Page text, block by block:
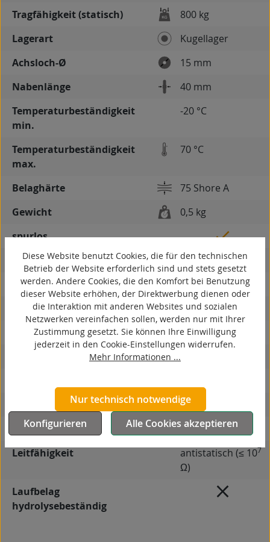
Tragfähigkeit (statisch)
800 kg
Lagerart
Kugellager
Achsloch-Ø
15 mm
Nabenlänge
40 mm
Temperaturbeständigkeit
min.
-20 °C
Temperaturbeständigkeit
max.
70 °C
Belaghärte
75 Shore A
Gewicht
0,5 kg
spurlos
kontaktverfärbungsfrei
antistatisch
elektrisch leitfähig
korrosionsbeständig
autoklaventauglich
Produkttyp
Rad
Leitfähigkeit
antistatisch (≤ 107
Ω)
Laufbelag
hydrolysebeständig
Diese Website benutzt Cookies, die für den technischen
Betrieb der Website erforderlich sind und stets gesetzt
werden. Andere Cookies, die den Komfort bei Benutzung
dieser Website erhöhen, der Direktwerbung dienen oder
die Interaktion mit anderen Websites und sozialen
Netzwerken vereinfachen sollen, werden nur mit Ihrer
Zustimmung gesetzt. Sie können Ihre Einwilligung
jederzeit in den Cookie-Einstellungen widerrufen.
Mehr Informationen ...
Nur technisch notwendige
Konfigurieren
Alle Cookies akzeptieren